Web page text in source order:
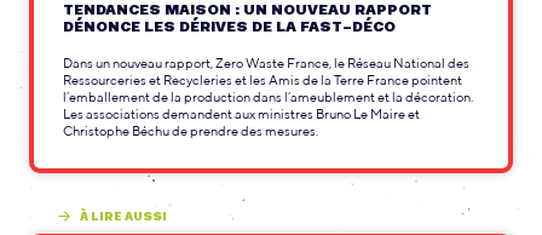
TENDANCES MAISON : UN NOUVEAU RAPPORT
DÉNONCE LES DÉRIVES DE LA FAST-DÉCO
Dans un nouveau rapport, Zero Waste France, le Réseau National des
Ressourceries et Recycleries et les Amis de la Terre France pointent
l’emballement de la production dans l’ameublement et la décoration.
Les associations demandent aux ministres Bruno Le Maire et
Christophe Béchu de prendre des mesures.
À LIRE AUSSI